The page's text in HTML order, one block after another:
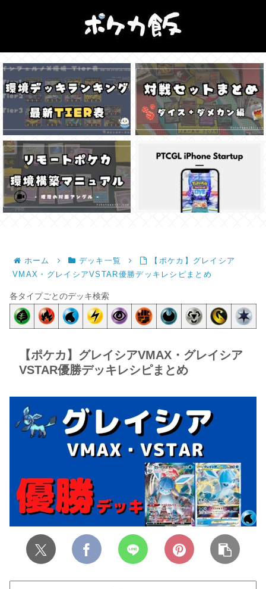
ホーム デッキ一覧
【ポケカ】グレイシア
VMAX・グレイシアVSTAR優勝デッキレシピまとめ
各タイプごとのデッキ検索
【ポケカ】グレイシアVMAX・グレイシア
VSTAR優勝デッキレシピまとめ